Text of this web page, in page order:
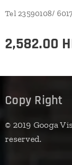
Tel 23590108/
2,582.00
Copy Right
© 2019 Googa
reserved.